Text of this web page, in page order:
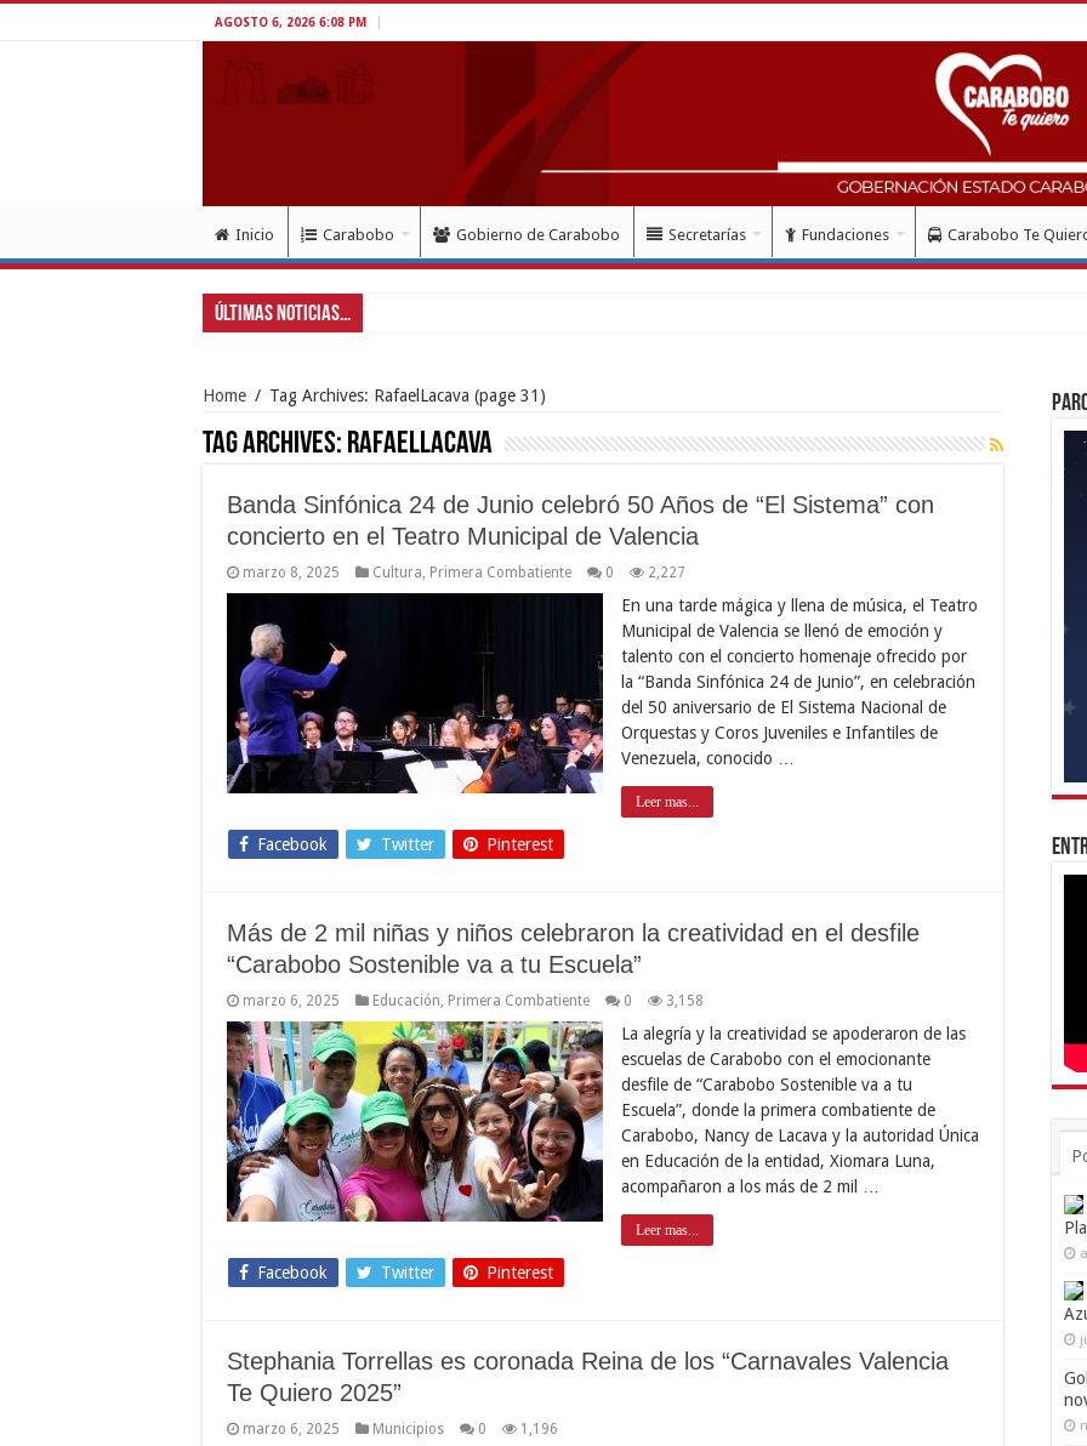
AGOSTO 6, 2026 6:08 PM
Inicio Carabobo Gobierno de Carabobo Secretarías Fundaciones Carabobo Te
Últimas Noticias...
Home / Tag Archives: RafaelLacava (page 31)
Tag Archives: RafaelLacava
Banda Sinfónica 24 de Junio celebró 50 Años de “El Sistema” con
concierto en el Teatro Municipal de Valencia
marzo 8, 2025 Cultura Primera Combatiente 0 2,227
En una tarde mágica y llena de música, el Teatro
Municipal de Valencia se llenó de emoción y
talento con el concierto homenaje ofrecido por
la “Banda Sinfónica 24 de Junio”, en celebración
del 50 aniversario de El Sistema Nacional de
Orquestas y Coros Juveniles e Infantiles de
Venezuela, conocido …
Leer mas...
Facebook Twitter Pinterest
Más de 2 mil niñas y niños celebraron la creatividad en el desfile
“Carabobo Sostenible va a tu Escuela”
marzo 6, 2025 Educación Primera Combatiente 0 3,158
La alegría y la creatividad se apoderaron de las
escuelas de Carabobo con el emocionante
desfile de “Carabobo Sostenible va a tu
Escuela”, donde la primera combatiente de
Carabobo, Nancy de Lacava y la autoridad Única
en Educación de la entidad, Xiomara Luna,
acompañaron a los más de 2 mil …
Leer mas...
Facebook Twitter Pinterest
Stephania Torrellas es coronada Reina de los “Carnavales Valencia
Te Quiero 2025”
marzo 6, 2025 Municipios 0 1,196